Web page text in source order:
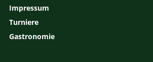
Impressum
Turniere
Gastronomie